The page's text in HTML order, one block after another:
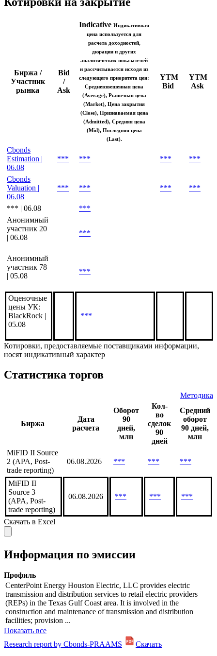
Биржа /
Участник
рынка
Bid
/
Ask
Indicative Индикативная
цена используется для
расчета доходностей,
дюрации и других
аналитических показателей
и рассчитывается исходя из
следующего приоритета цен:
Средневзвешенная цена
(Average), Рыночная цена
(Market), Цена закрытия
(Close), Признаваемая цена
(Admitted), Средняя цена
(Mid), Последняя цена
(Last).
YTM
Bid
YTM
Ask
Cbonds
Estimation |
06.08
*** *** *** ***
Cbonds
Valuation |
06.08
*** *** *** ***
*** | 06.08
***
Анонимный
участник 20
| 06.08
***
Анонимный
участник 78
| 05.08
***
Оценочные
цены УК:
BlackRock |
05.08
***
Котировки, предоставляемые поставщиками информации,
носят индикативный характер
Статистика торгов
Методика
Биржа
Дата
расчета
Оборот
90
дней,
млн
Кол-
во
сделок
90
дней
Средний
оборот
90 дней,
млн
MiFID II Source
2 (APA, Post-
trade reporting)
06.08.2026 *** *** ***
MiFID II
Source 3
(APA, Post-
trade reporting)
06.08.2026 *** *** ***
Скачать в Excel
Информация по эмиссии
Профиль
CenterPoint Energy Houston Electric, LLC provides electric
transmission and distribution services to retail electric providers
(REPs) in the Texas Gulf Coast area. It is involved in the
construction and maintenance of transmission and distribution
facilities; provision ...
Показать все
Research report by Cbonds-PRAAMS
Скачать